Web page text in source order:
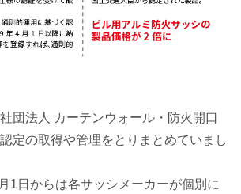
団法人 カーテンウォール・防火開口
定の取得や管理をとりまとめていまし
1日からは各サッシメーカーが個別に